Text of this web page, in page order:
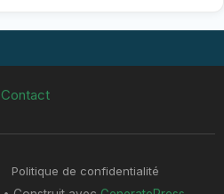
Contact
Politique de confidentialité